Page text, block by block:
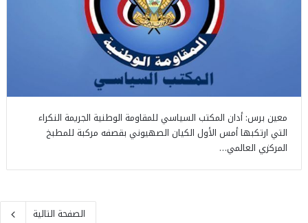
معين برس: أدان المكتب السياسي للمقاومة الوطنية الجريمة النكراء
التي ارتكبها أمس الأول الكيان الصهيوني بقصفه مركبة للمطبخ
المركزي العالمي…
الصفحة التالية